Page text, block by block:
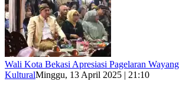
Wali Kota Bekasi Apresiasi Pagelaran
KulturalMinggu, 13 April 2025 | 21:10